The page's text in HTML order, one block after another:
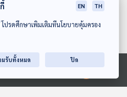
รณะแห่งประเทศไทย
EN TH
โปรดศึกษาเพิ่มเติมที่นโยบายคุ้มครอง
มรับทั้งหมด ปิด